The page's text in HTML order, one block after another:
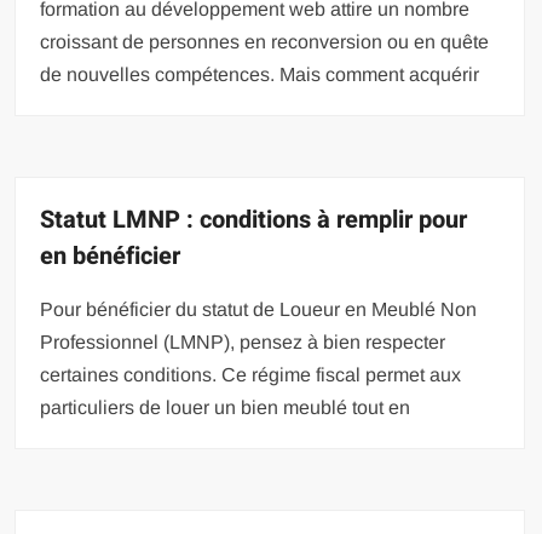
formation au développement web attire un nombre
croissant de personnes en reconversion ou en quête
de nouvelles compétences. Mais comment acquérir
Statut LMNP : conditions à remplir pour
en bénéficier
Pour bénéficier du statut de Loueur en Meublé Non
Professionnel (LMNP), pensez à bien respecter
certaines conditions. Ce régime fiscal permet aux
particuliers de louer un bien meublé tout en